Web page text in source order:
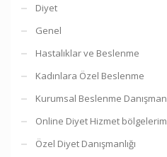
Diyet
Genel
Hastalıklar ve Beslenme
Kadınlara Özel Beslenme
Kurumsal Beslenme
Online Diyet Hizmet
Özel Diyet Danışmanlığı